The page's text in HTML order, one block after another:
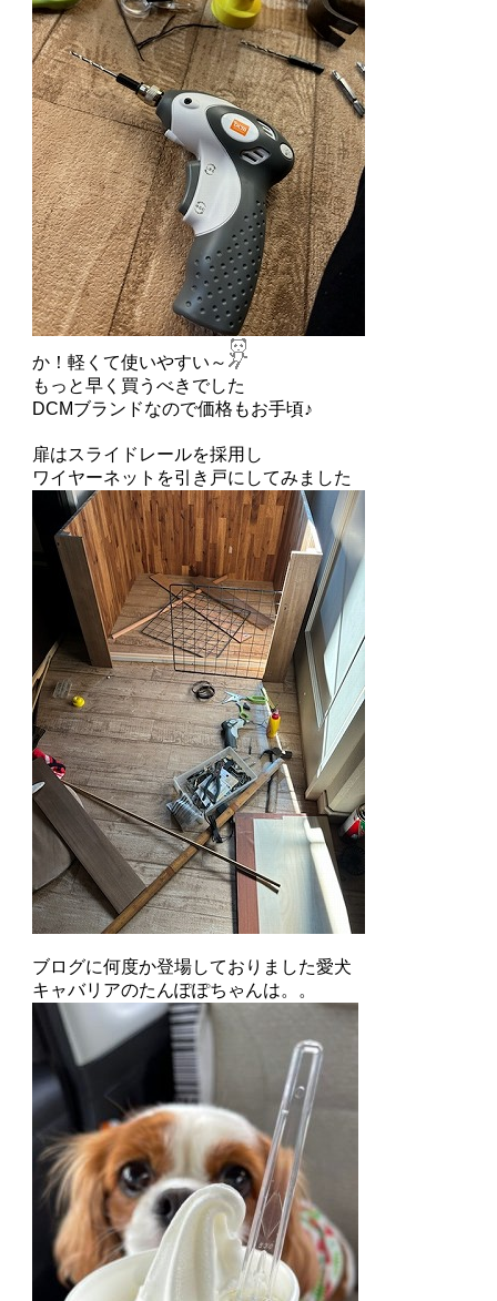
か！軽くて使いやすい～
もっと早く買うべきでした
DCMブランドなので価格もお手頃♪
扉はスライドレールを採用し
ワイヤーネットを引き戸にしてみました
ブログに何度か登場しておりました愛犬
キャバリアのたんぽぽちゃんは。。